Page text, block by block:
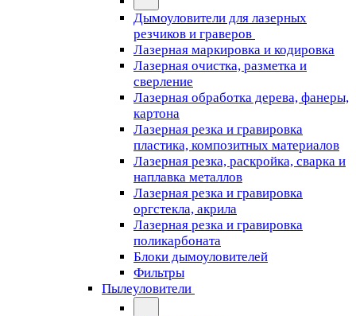
Дымоуловители для лазерных
резчиков и граверов
Лазерная маркировка и кодировка
Лазерная очистка, разметка и
сверление
Лазерная обработка дерева, фанеры,
картона
Лазерная резка и гравировка
пластика, композитных материалов
Лазерная резка, раскройка, сварка и
наплавка металлов
Лазерная резка и гравировка
оргстекла, акрила
Лазерная резка и гравировка
поликарбоната
Блоки дымоуловителей
Фильтры
Пылеуловители